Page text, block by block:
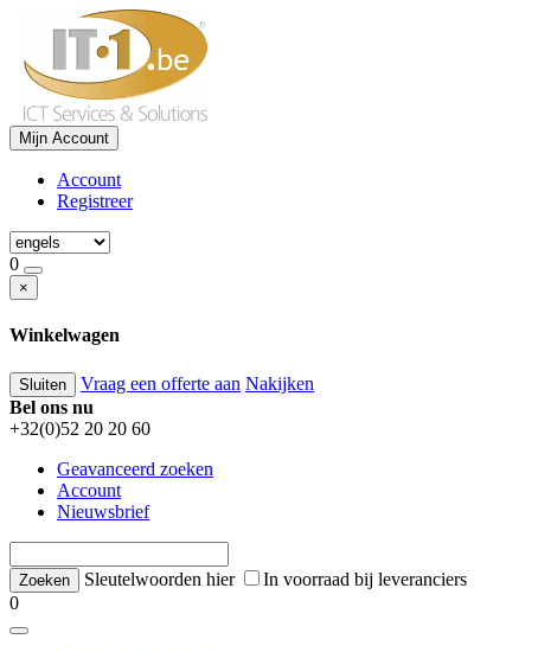
Mijn Account
Account
Registreer
0
×
Winkelwagen
Sluiten Vraag een offerte aan Nakijken
Bel ons nu
+32(0)52 20 20 60
Geavanceerd zoeken
Account
Nieuwsbrief
Sleutelwoorden hier
In voorraad bij leveranciers
0